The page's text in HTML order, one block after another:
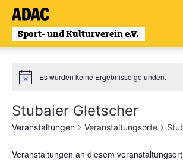
Zum
Inhalt
wechseln
Es wurden keine Ergebnisse gefunden.
Stubaier Gletscher
Veranstaltungen Veranstaltungsorte
Veranstaltungen an diesem veranstaltungsort